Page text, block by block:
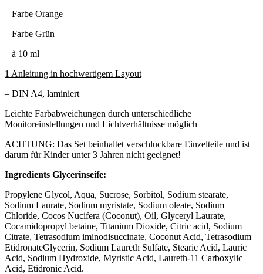
– Farbe Orange
– Farbe Grün
– à 10 ml
1 Anleitung in hochwertigem Layout
– DIN A4, laminiert
Leichte Farbabweichungen durch unterschiedliche
Monitoreinstellungen und Lichtverhältnisse möglich
ACHTUNG: Das Set beinhaltet verschluckbare Einzelteile und ist
darum für Kinder unter 3 Jahren nicht geeignet!
Ingredients Glycerinseife:
Propylene Glycol, Aqua, Sucrose, Sorbitol, Sodium stearate,
Sodium Laurate, Sodium myristate, Sodium oleate, Sodium
Chloride, Cocos Nucifera (Coconut), Oil, Glyceryl Laurate,
Cocamidopropyl betaine, Titanium Dioxide, Citric acid, Sodium
Citrate, Tetrasodium iminodisuccinate, Coconut Acid, Tetrasodium
EtidronateGlycerin, Sodium Laureth Sulfate, Stearic Acid, Lauric
Acid, Sodium Hydroxide, Myristic Acid, Laureth-11 Carboxylic
Acid, Etidronic Acid.